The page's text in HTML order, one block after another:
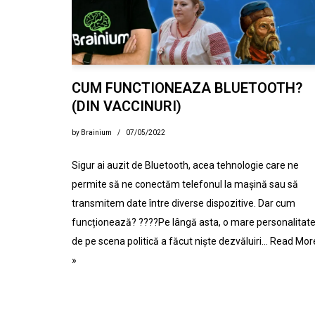
CUM FUNCTIONEAZA BLUETOOTH?
(DIN VACCINURI)
by Brainium 07/05/2022
Sigur ai auzit de Bluetooth, acea tehnologie care ne
permite să ne conectăm telefonul la mașină sau să
transmitem date între diverse dispozitive. Dar cum
funcționează? ????Pe lângă asta, o mare personalitate
de pe scena politică a făcut niște dezvăluiri…
Read
»